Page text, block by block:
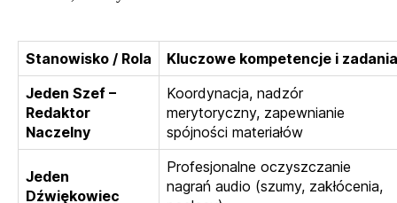
Stanowisko / Rola
Kluczowe kompetencje i zadania
Jeden Szef –
Redaktor
Naczelny
Koordynacja, nadzór
merytoryczny, zapewnianie
spójności materiałów
Jeden
Dźwiękowiec
Profesjonalne oczyszczanie
nagrań audio (szumy, zakłócenia,